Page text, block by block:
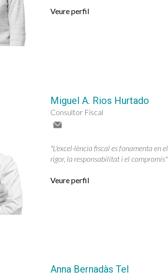
Veure perfil
Miguel A. Rios Hurtado
Consultor Fiscal
"L'excel·lència fiscal es fonamenta en el
rigor, la responsabilitat i el compromís"
Veure perfil
Anna Bernadàs Tel